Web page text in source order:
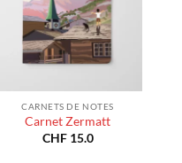
CARNETS DE NOTES
Carnet Zermatt
CHF15.0